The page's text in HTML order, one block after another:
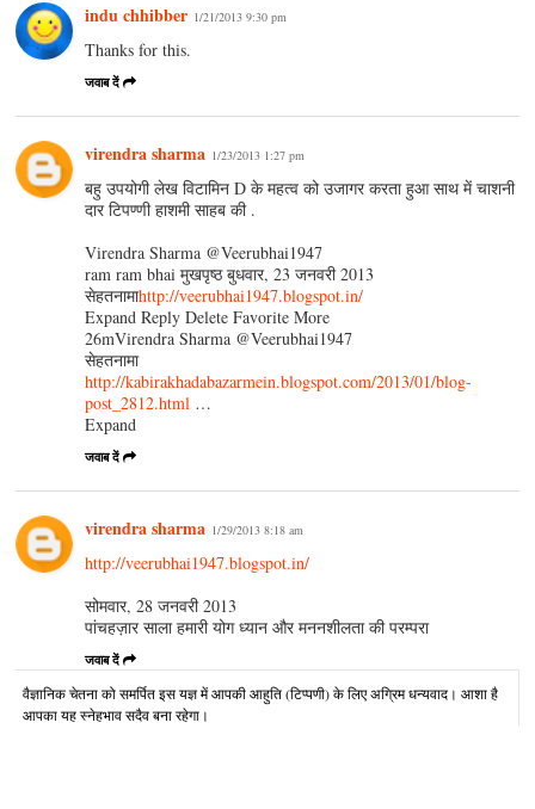
indu chhibber 1/21/2013 9:30 pm
Thanks for this.
जवाब दें
virendra sharma 1/23/2013 1:27 pm
बहु उपयोगी लेख विटामिन D के महत्व को उजागर करता हुआ साथ में चाशनी
दार टिपण्णी हाशमी साहब की .
Virendra Sharma ‏@Veerubhai1947
ram ram bhai मुखपृष्ठ बुधवार, 23 जनवरी 2013
सेहतनामाhttp://veerubhai1947.blogspot.in/
Expand Reply Delete Favorite More
26mVirendra Sharma ‏@Veerubhai1947
सेहतनामा
http://kabirakhadabazarmein.blogspot.com/2013/01/blog-
post_2812.html …
Expand
जवाब दें
virendra sharma 1/29/2013 8:18 am
http://veerubhai1947.blogspot.in/
सोमवार, 28 जनवरी 2013
पांचहज़ार साला हमारी योग ध्यान और मननशीलता की परम्परा
जवाब दें
वैज्ञानिक चेतना को समर्पित इस यज्ञ में आपकी आहुति (टिप्पणी) के लिए अग्रिम धन्यवाद। आशा है
आपका यह स्नेहभाव सदैव बना रहेगा।